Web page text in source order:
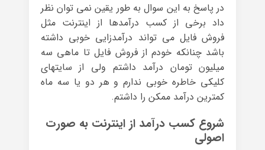
در پاسخ به این سوال به طور یقین نمی توان نظر
داد برخی از کسب درآمدها از اینترنت مثل
فروش فایل می تواند درآمدزایی خوبی داشته
باشد چنانکه خودم از فروش فایل تا ماهی سه
میلیون تومان درآمد داشتم ولی از سایتهای
کلیکی خاطره خوبی ندارم و هر دو یا سه ماه
کمترین درآمد ممکن را داشتم.
شروع کسب درآمد از اینترنت به صورت
اصولی